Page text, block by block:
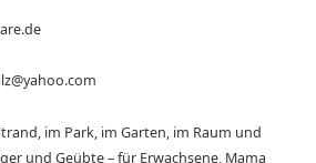
im Park, im Garten, im Raum und
und Geübte – für Erwachsene, Mama